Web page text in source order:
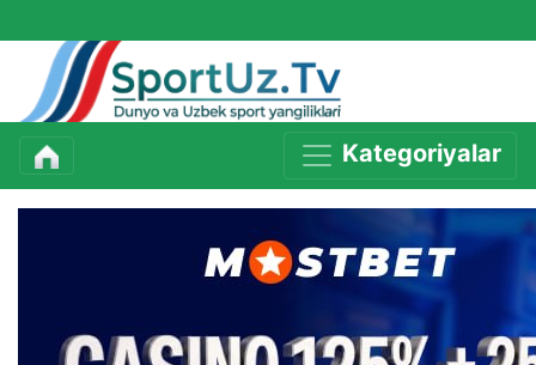
Kategoriyalar